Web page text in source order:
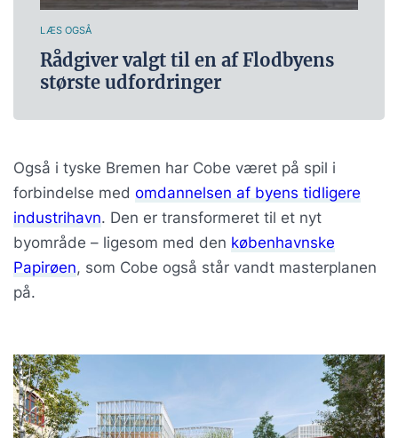
LÆS OGSÅ
Rådgiver valgt til en af Flodbyens
største udfordringer
Også i tyske Bremen har Cobe været på spil i
forbindelse med omdannelsen af byens tidligere
industrihavn. Den er transformeret til et nyt
byområde – ligesom med den københavnske
Papirøen, som Cobe også står vandt masterplanen
på.